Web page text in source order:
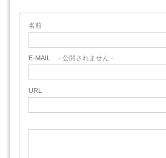
名前
E-MAIL - 公開されません -
URL